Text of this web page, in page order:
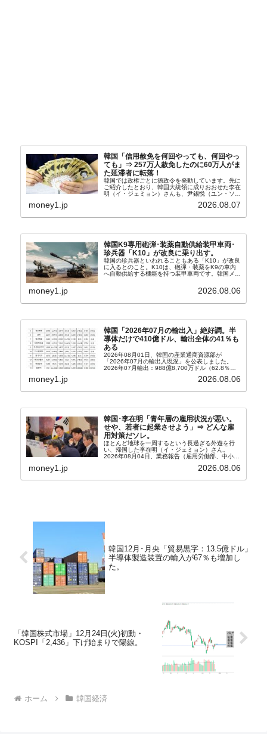
韓国「信用赦免を何回やっても、何回やっ
ても」⇒ 257万人赦免したのに60万人がま
た延滞者に転落！
韓国では政権ごとに徳政令を発動しています。先に
ご紹介したとおり、韓国大統領に成りおおせた李在
明（イ・ジェミョン）さんも、尹錫悦（ユン・ソギ
バンクにして不良債権の買い取りを行い、分割償還
money1.jp 2026.08.07
韓国K9専用砲弾･装薬自動供給装甲車両･
珍兵器「K10」が改良に乗り出す。
韓国の珍兵器といわれることもある「K10」が改良
に入るとのこと。K10は、砲弾・装薬をK9の車内
へ自動供給する機能を持つ装甲車両です。韓国メデ
から以下に一部を引きます。2005年に初めて...
money1.jp 2026.08.06
韓国「2026年07月の輸出入」絶好調。半
導体だけで410億ドル、輸出全体の41％も
ある
2026年08月01日、韓国の産業通商資源部が
「2026年07月の輸出入現況」を公表しました。
2026年07月輸出：988億8,700万ドル（62.8％）
money1.jp 2026.08.06
韓国･李在明「青年層の雇用状況が悪い。
せや、若者に起業させよう」⇒ どんな雇
用対策だソレ。
ほとんど地球を一周するという長過ぎる外遊を行
い、帰国した李在明（イ・ジェミョン）さん。
2026年08月04日、業務報告（雇用労働部、中小ベ
上、韓国大統領に成りおおせた李在明（イ・ジェミ
money1.jp 2026.08.06
韓国12月･月央「貿易黒字：13.5億ドル」
半導体製造装置の輸入が67％も増加し
た。
「韓国株式市場」12月24日(火)初動・
KOSPI「2,436」下げ始まりで陽線。
ホーム 韓国経済